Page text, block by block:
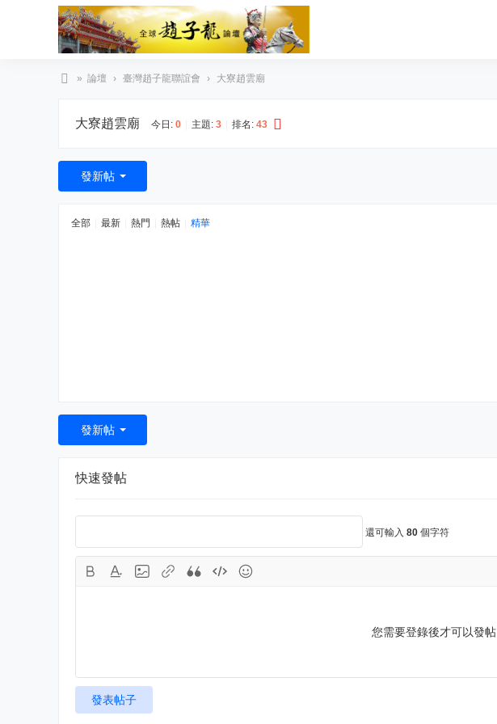
龍
» 論壇 › 臺灣趙子龍聯誼會 › 大寮趙雲廟
大寮趙雲廟 今日: 0 主題: 3 排名: 43
發新帖
全部 最新 熱門 熱帖 精華
發新帖
快速發帖
還可輸入 80 個字符
您需要登錄後才可以發帖
發表帖子